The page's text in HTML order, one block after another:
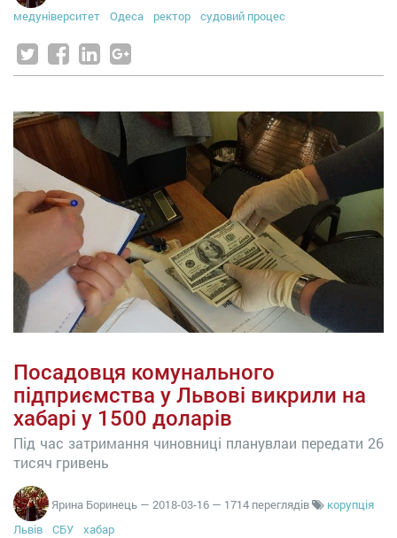
медуніверситет
Одеса ректор судовий процес
Посадовця комунального
підприємства у Львові викрили на
хабарі у 1500 доларів
Під час затримання чиновниці планувлаи передати 26
тисяч гривень
Ярина Боринець — 2018-03-16 — 1714 переглядів
корупція
Львів
СБУ хабар